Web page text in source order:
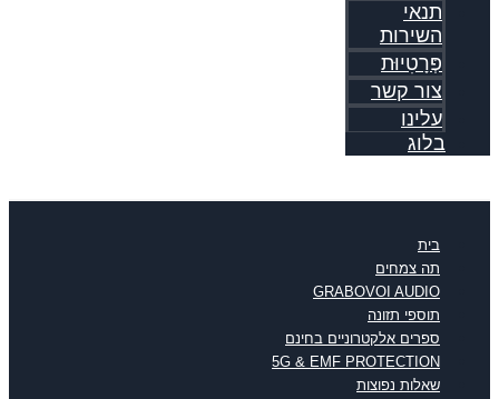
תנאי
השירות
פְּרָטִיוּת
צור קשר
עלינו
בלוג
בית
תה צמחים
GRABOVOI AUDIO
תוספי תזונה
ספרים אלקטרוניים בחינם
5G & EMF PROTECTION
שאלות נפוצות